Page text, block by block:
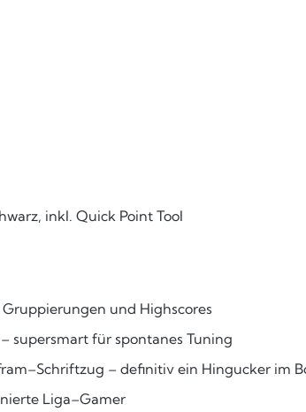
inkl. Quick Point Tool
und Highscores
supersmart für spontanes Tuning
– definitiv ein Hingucker im
Liga–Gamer